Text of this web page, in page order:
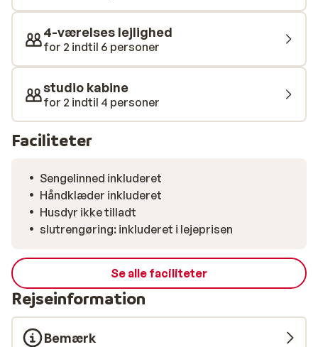
4-værelses lejlighed
for 2 indtil 6 personer
studio kabine
for 2 indtil 4 personer
Faciliteter
Sengelinned inkluderet
Håndklæder inkluderet
Husdyr ikke tilladt
slutrengøring: inkluderet i lejeprisen
Se alle faciliteter
Rejseinformation
Bemærk